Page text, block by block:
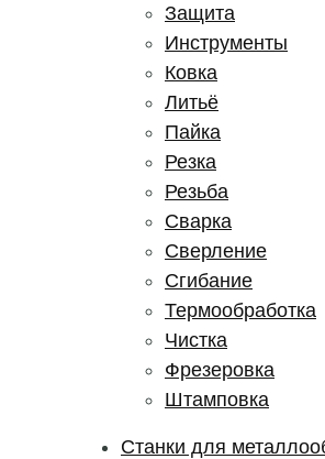
Защита
Инструменты
Ковка
Литьё
Пайка
Резка
Резьба
Сварка
Сверление
Сгибание
Термообработка
Чистка
Фрезеровка
Штамповка
Станки для